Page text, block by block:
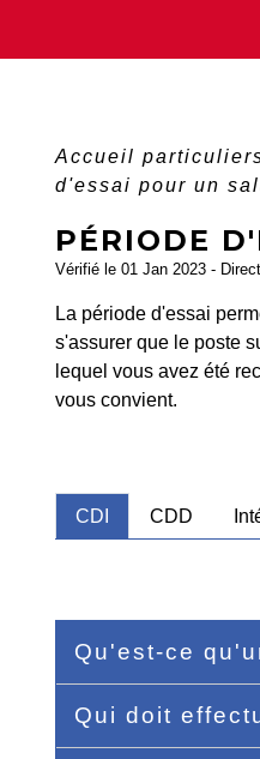
Accueil
d'essai pour un
PÉRIODE
Vérifié le 01 Jan 2023 -
La période d'essai
s'assurer que le poste
lequel vous avez été
vous convient.
CDI CDD
Qu'est-ce
Qui doit